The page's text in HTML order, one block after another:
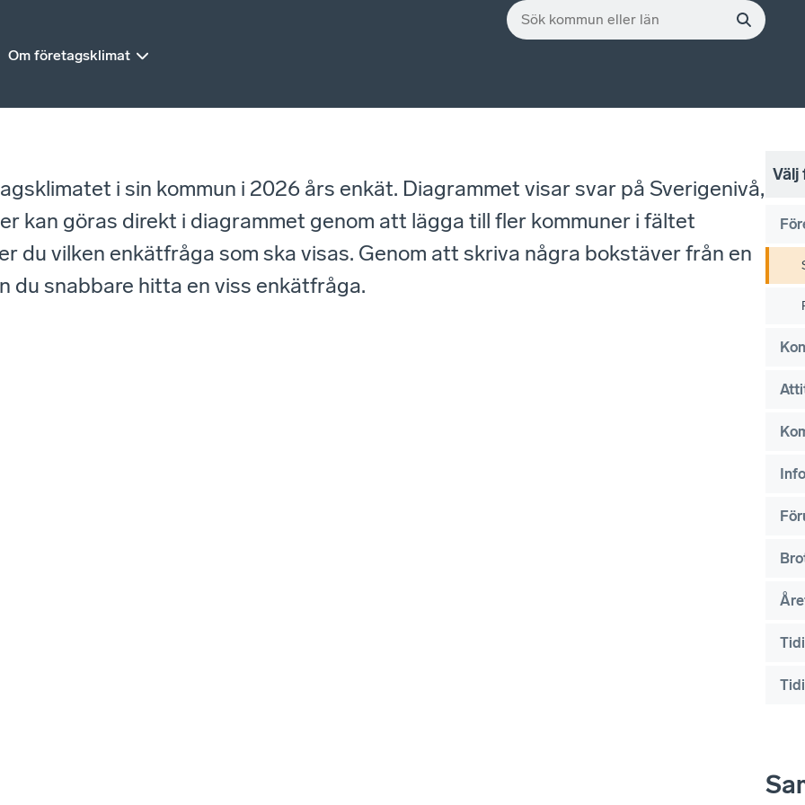
Om företagsklimat
i sin kommun i 2026 års enkät. Diagrammet visar svar på Sverigenivå,
kan göras direkt i diagrammet genom att lägga till fler kommuner i fältet
du vilken enkätfråga som ska visas. Genom att skriva några bokstäver från en
du snabbare hitta en viss enkätfråga.